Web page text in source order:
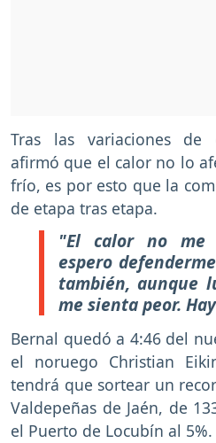
Tras las variaciones de
afirmó que el calor no lo
frío, es por esto que la
de etapa tras etapa.
"El calor no me
espero
también, aunque
me sienta peor.
Bernal quedó a 4:46 del
el noruego Christian
tendrá que sortear un
Valdepeñas de Jaén, de
el Puerto de Locubín al 5%.